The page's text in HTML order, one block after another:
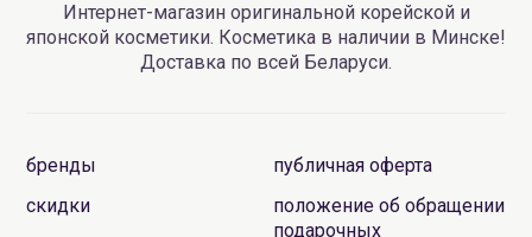
Интернет-магазин оригинальной корейской и
японской косметики. Косметика в наличии в Минске!
Доставка по всей Беларуси.
бренды
скидки
публичная оферта
положение об обращении
подарочных